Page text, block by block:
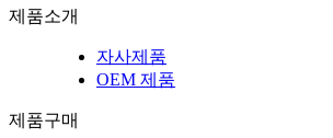
제품소개
자사제품
OEM 제품
제품구매